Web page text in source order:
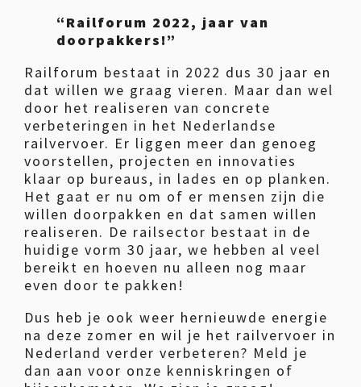
“Railforum 2022, jaar van
doorpakkers!”
Railforum bestaat in 2022 dus 30 jaar en
dat willen we graag vieren. Maar dan wel
door het realiseren van concrete
verbeteringen in het Nederlandse
railvervoer. Er liggen meer dan genoeg
voorstellen, projecten en innovaties
klaar op bureaus, in lades en op planken.
Het gaat er nu om of er mensen zijn die
willen doorpakken en dat samen willen
realiseren. De railsector bestaat in de
huidige vorm 30 jaar, we hebben al veel
bereikt en hoeven nu alleen nog maar
even door te pakken!
Dus heb je ook weer hernieuwde energie
na deze zomer en wil je het railvervoer in
Nederland verder verbeteren? Meld je
dan aan voor onze kenniskringen of